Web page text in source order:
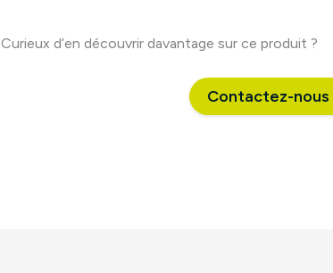
Curieux d’en découvrir davantage sur ce produit ?
Contactez-nous